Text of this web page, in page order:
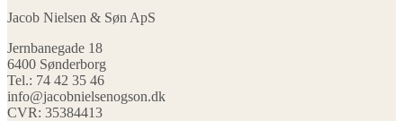
Jacob Nielsen & Søn ApS
Jernbanegade 18
6400 Sønderborg
Tel.: 74 42 35 46
info@jacobnielsenogson.dk
CVR: 35384413